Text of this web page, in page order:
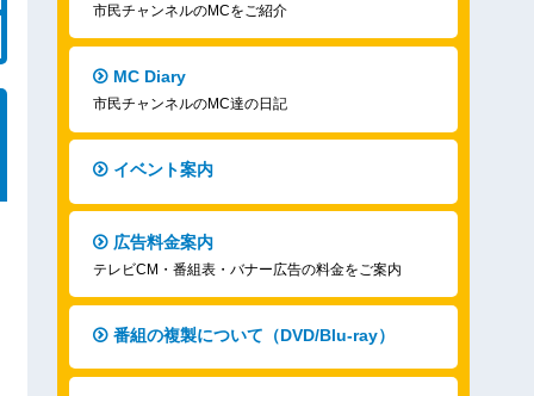
市民チャンネルのMCをご紹介
MC Diary
市民チャンネルのMC達の日記
イベント案内
広告料金案内
テレビCM・番組表・バナー広告の料金をご案内
番組の複製について（DVD/Blu-ray）